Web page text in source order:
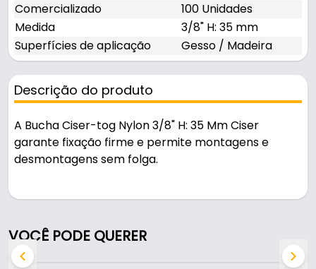
Comercializado
100 Unidades
Medida
3/8" H: 35 mm
Superfícies de aplicação
Gesso / Madeira
Descrição do produto
A Bucha Ciser-tog Nylon 3/8" H: 35 Mm Ciser
garante fixação firme e permite montagens e
desmontagens sem folga.
Fabricada em Nylon, é resistente e durável no uso
diário. Suporta 10 kg.
VOCÊ PODE QUERER